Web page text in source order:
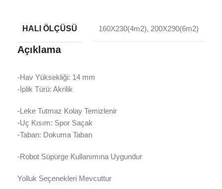
HALI ÖLÇÜSÜ 160X230(4m2), 200X290(6m2)
Açıklama
-Hav Yüksekliği: 14 mm
-İplik Türü: Akrilik
-Leke Tutmaz Kolay Temizlenir
-Uç Kısım: Spor Saçak
-Taban: Dokuma Taban
-Robot Süpürge Kullanımına Uygundur
Yolluk Seçenekleri Mevcuttur